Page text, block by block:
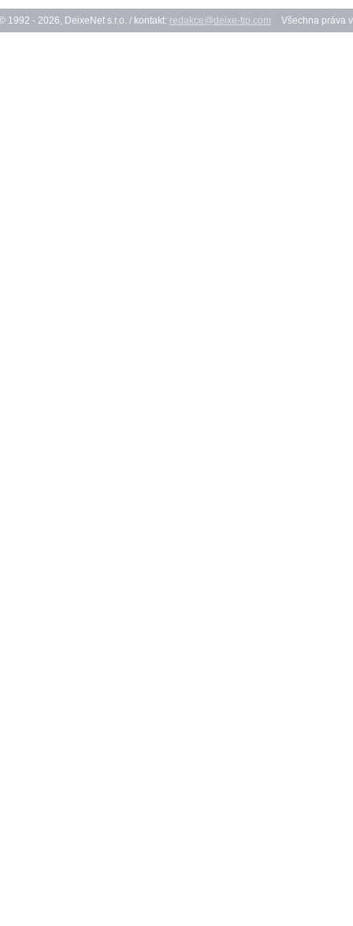
1992 - 2026, DeixeNet s.r.o. / kontakt: redakce@deixe-tip.com Všechna práva